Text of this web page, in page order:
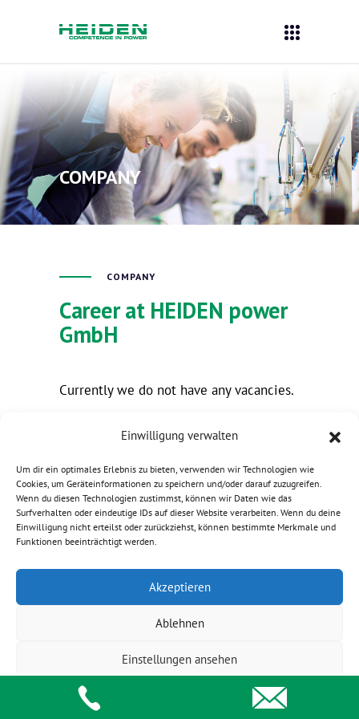
Einwilligung verwalten
Um dir ein optimales Erlebnis zu bieten, verwenden wir Technologien wie
Cookies, um Geräteinformationen zu speichern und/oder darauf zuzugreifen.
Wenn du diesen Technologien zustimmst, können wir Daten wie das
Surfverhalten oder eindeutige IDs auf dieser Website verarbeiten. Wenn du deine
Einwilligung nicht erteilst oder zurückziehst, können bestimmte Merkmale und
Funktionen beeinträchtigt werden.
Akzeptieren
Ablehnen
Einstellungen ansehen
Impressum
COMPANY
COMPANY
Career at HEIDEN power
GmbH
Currently we do not have any vacancies.
© 2023 HEIDEN power GmbH |Imprint|Privacy|
Change cookie settings